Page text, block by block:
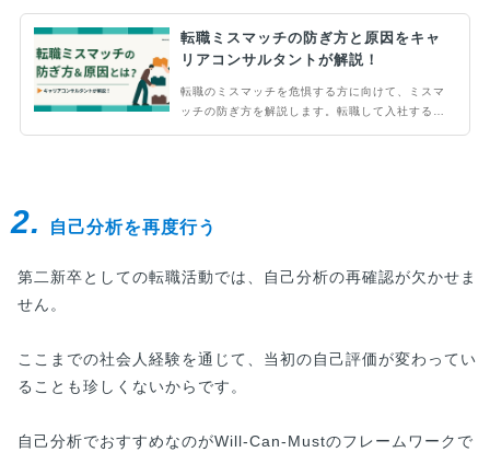
転職ミスマッチの防ぎ方と原因をキャ
リアコンサルタントが解説！
転職のミスマッチを危惧する方に向けて、ミスマ
ッチの防ぎ方を解説します。転職して入社する企
注意喚起します。
2. 自己分析を再度行う
第二新卒としての転職活動では、自己分析の再確認が欠かせま
せん。
ここまでの社会人経験を通じて、当初の自己評価が変わってい
ることも珍しくないからです。
自己分析でおすすめなのがWill-Can-Mustのフレームワークで